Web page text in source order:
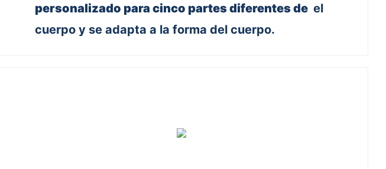
personalizado para cinco partes diferentes de el
cuerpo y se adapta a la forma del cuerpo.